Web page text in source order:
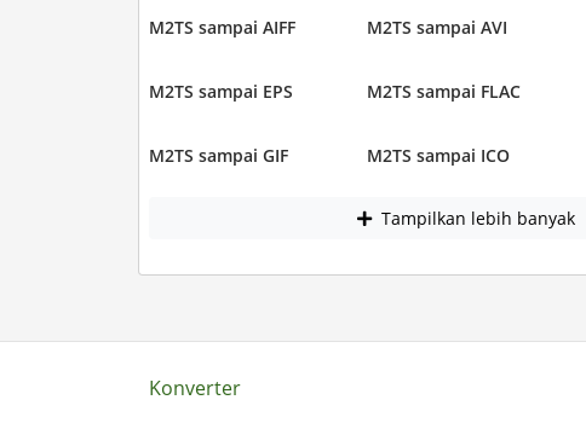
M2TS sampai AIFF M2TS sampai AVI
M2TS sampai EPS M2TS sampai FLAC
M2TS sampai GIF M2TS sampai ICO
Tampilkan lebih banyak
Konverter